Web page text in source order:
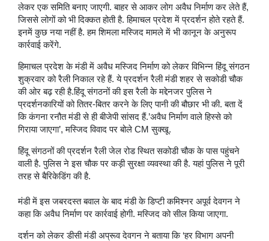
लेकर एक समिति बनाए जाएगी. बाहर से आकर लोग अवैध निर्माण कर लेते हैं,
जिससे लोगों को भी दिक्कत होती है. हिमाचल प्रदेश में प्रदर्शन होते रहते हैं.
इनमें कुछ नया नहीं है. हम शिमला मस्जिद मामले में भी कानून के अनुरूप
कार्रवाई करेंगे.
हिमाचल प्रदेश के मंडी में अवैध मस्जिद निर्माण को लेकर विभिन्न हिंदू संगठन
शुक्रवार को रैली निकाल रहे हैं. ये प्रदर्शन रैली मंडी शहर से सकोडी चौक
की ओर बढ़ रही है.हिंदू संगठनों की इस रैली के मद्देनजर पुलिस ने
प्रदर्शनकारियों को तितर-बितर करने के लिए पानी की बौछार भी की. बता दें
कि कंगना रनौत मंडी से ही बीजेपी सांसद हैं.’अवैध निर्माण वाले हिस्से को
गिराया जाएगा’, मस्जिद विवाद पर बोले CM सुक्खू.
हिंदू संगठनों की प्रदर्शन रैली जेल रोड स्थित सकोडी चौक के पास पहुंचने
वाली है. पुलिस ने इस चौक पर कड़ी सुरक्षा व्यवस्था की है. यहां पुलिस ने पूरी
तरह से बैरिकेडिंग की है.
मंडी में इस जबरदस्त बवाल के बाद मंडी के डिप्टी कमिश्नर अपूर्व देवगन ने
कहा कि अवैध निर्माण पर कार्रवाई होगी. मस्जिद को सील किया जाएगा.
दर्शन को लेकर डीसी मंडी अप्रूव देवगन ने बताया कि ‘हर विभाग अपनी